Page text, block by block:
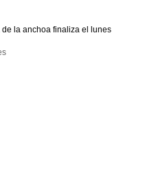
la anchoa finaliza el lunes